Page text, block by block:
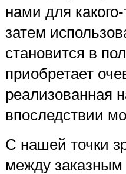
нами для
затем
становится в
приобретает
реализованная
впоследствии
С нашей точки
между